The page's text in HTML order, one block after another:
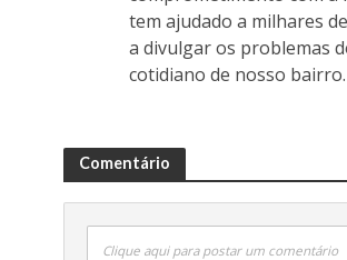
tem ajudado a milhares
a divulgar os problemas
cotidiano de nosso bairro.
Comentário
Clique aqui para postar um comentário